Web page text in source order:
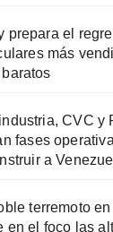
prepara el
más
baratos
CVC y
fases
a
terremoto
en el foco las